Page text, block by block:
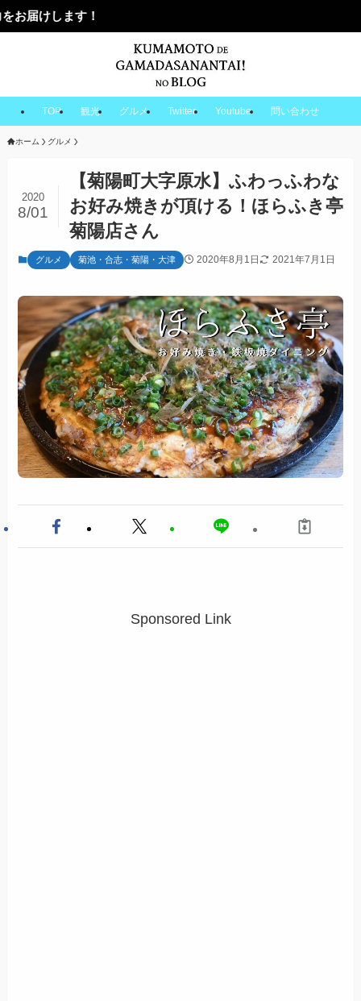
TOP 観光 グルメ Twitter Youtube 問い合わせ
ホーム グルメ
【菊陽町大字原水】ふわっふわな
お好み焼きが頂ける！ほらふき亭
菊陽店さん
2020
8/01
グルメ 菊池・合志・菊陽・大津 2020年8月1日 2021年7月1日
Sponsored Link